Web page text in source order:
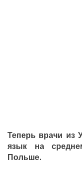
Теперь врачи из
язык на
Польше.